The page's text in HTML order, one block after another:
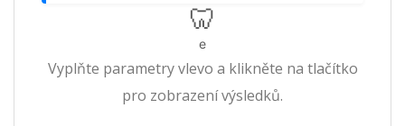
🦷
e
Vyplňte parametry vlevo a klikněte na tlačítko
pro zobrazení výsledků.